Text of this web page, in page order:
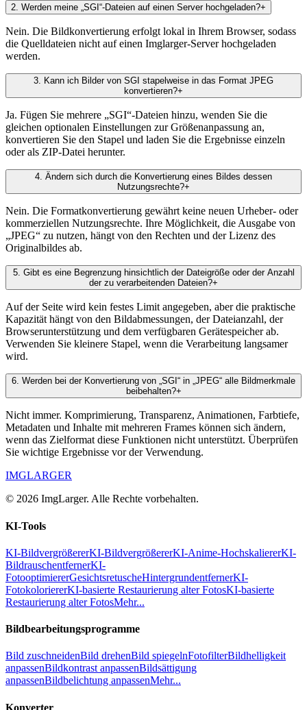
2. Werden meine „SGI“-Dateien auf einen Server hochgeladen?+
Nein. Die Bildkonvertierung erfolgt lokal in Ihrem Browser, sodass
die Quelldateien nicht auf einen Imglarger-Server hochgeladen
werden.
3. Kann ich Bilder von SGI stapelweise in das Format JPEG
konvertieren?+
Ja. Fügen Sie mehrere „SGI“-Dateien hinzu, wenden Sie die
gleichen optionalen Einstellungen zur Größenanpassung an,
konvertieren Sie den Stapel und laden Sie die Ergebnisse einzeln
oder als ZIP-Datei herunter.
4. Ändern sich durch die Konvertierung eines Bildes dessen
Nutzungsrechte?+
Nein. Die Formatkonvertierung gewährt keine neuen Urheber- oder
kommerziellen Nutzungsrechte. Ihre Möglichkeit, die Ausgabe von
„JPEG“ zu nutzen, hängt von den Rechten und der Lizenz des
Originalbildes ab.
5. Gibt es eine Begrenzung hinsichtlich der Dateigröße oder der Anzahl
der zu verarbeitenden Dateien?+
Auf der Seite wird kein festes Limit angegeben, aber die praktische
Kapazität hängt von den Bildabmessungen, der Dateianzahl, der
Browserunterstützung und dem verfügbaren Gerätespeicher ab.
Verwenden Sie kleinere Stapel, wenn die Verarbeitung langsamer
wird.
6. Werden bei der Konvertierung von „SGI“ in „JPEG“ alle Bildmerkmale
beibehalten?+
Nicht immer. Komprimierung, Transparenz, Animationen, Farbtiefe,
Metadaten und Inhalte mit mehreren Frames können sich ändern,
wenn das Zielformat diese Funktionen nicht unterstützt. Überprüfen
Sie wichtige Ergebnisse vor der Verwendung.
IMGLARGER
© 2026 ImgLarger. Alle Rechte vorbehalten.
KI-Tools
KI-BildvergrößererKI-BildvergrößererKI-Anime-HochskaliererKI-
BildrauschentfernerKI-
FotooptimiererGesichtsretuscheHintergrundentfernerKI-
FotokoloriererKI-basierte Restaurierung alter FotosKI-basierte
Restaurierung alter FotosMehr...
Bildbearbeitungsprogramme
Bild zuschneidenBild drehenBild spiegelnFotofilterBildhelligkeit
anpassenBildkontrast anpassenBildsättigung
anpassenBildbelichtung anpassenMehr...
Konverter